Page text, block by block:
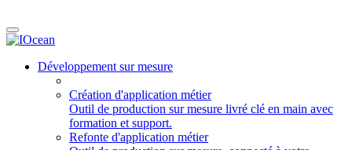
Développement sur mesure
Création d'application métier
Outil de production sur mesure livré clé en main avec
formation et support.
Refonte d'application métier